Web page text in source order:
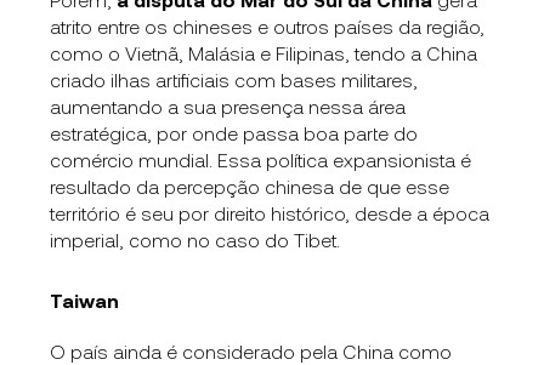
atrito entre os chineses e outros países da região,
como o Vietnã, Malásia e Filipinas, tendo a China
criado ilhas artificiais com bases militares,
aumentando a sua presença nessa área
estratégica, por onde passa boa parte do
comércio mundial. Essa política expansionista é
resultado da percepção chinesa de que esse
território é seu por direito histórico, desde a época
imperial, como no caso do Tibet.
Taiwan
O país ainda é considerado pela China como